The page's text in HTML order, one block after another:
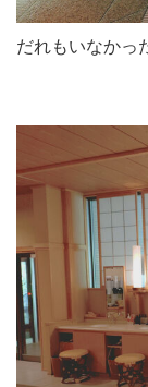
だれもいなかっ